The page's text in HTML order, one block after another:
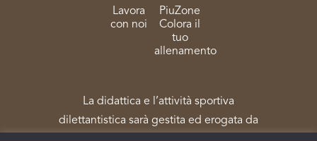
Lavora
con noi
PiuZone
Colora il
tuo
allenamento
La didattica e l’attività sportiva
dilettantistica sarà gestita ed erogata da